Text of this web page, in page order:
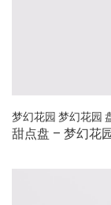
梦幻花园 梦幻花园
甜点盘 – 梦幻花